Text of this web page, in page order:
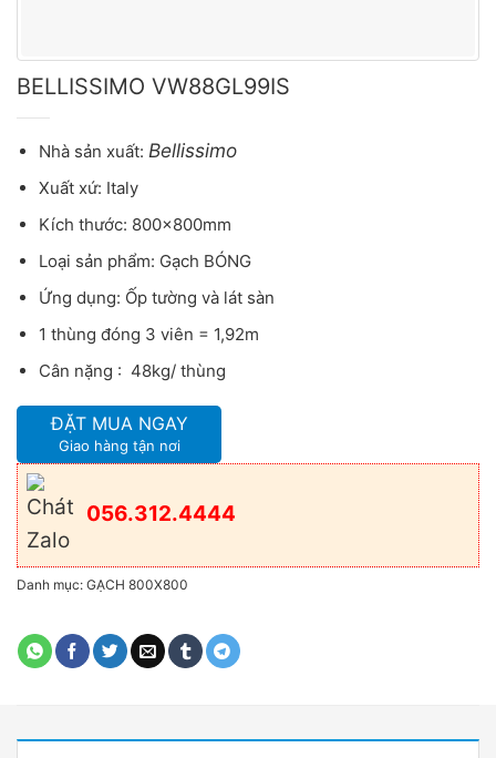
BELLISSIMO VW88GL99IS
Nhà sản xuất: Bellissimo
Xuất xứ: Italy
Kích thước: 800x800mm
Loại sản phẩm: Gạch BÓNG
Ứng dụng: Ốp tường và lát sàn
1 thùng đóng 3 viên = 1,92m
Cân nặng : 48kg/ thùng
ĐẶT MUA NGAY
Giao hàng tận nơi
056.312.4444
Danh mục: GẠCH 800X800